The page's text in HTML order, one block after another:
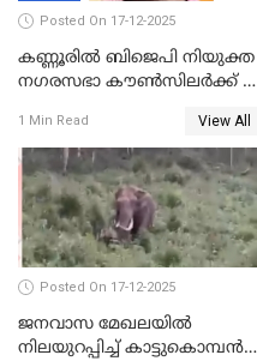
Posted On 17-12-2025
കണ്ണൂരിൽ ബിജെപി നിയുക്ത
നഗരസഭാ കൗൺസിലർക്ക് 36
1 Min Read View All
Posted On 17-12-2025
ജനവാസ മേഖലയില്‍
നിലയുറപ്പിച്ച് കാട്ടുകൊമ്പന്‍